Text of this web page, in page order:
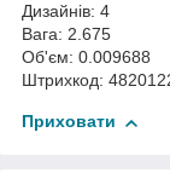
Дизайнів: 4
Вага: 2.675
Об'єм: 0.009688
Штрихкод:
Приховати